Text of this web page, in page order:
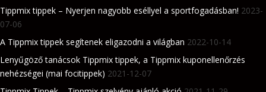
Tippmix tippek – Nyerjen nagyobb eséllyel a sportfogadásban! 2023-
07-06
A Tippmix tippek segítenek eligazodni a világban 2022-10-14
Lenyűgöző tanácsok Tippmix tippek, a Tippmix kuponellenőrzés
nehézségei (mai focitippek) 2021-12-07